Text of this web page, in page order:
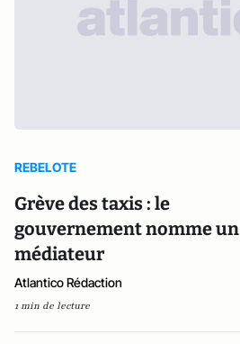
REBELOTE
Grève des taxis : le
gouvernement nomme un
médiateur
Atlantico Rédaction
1 min de lecture